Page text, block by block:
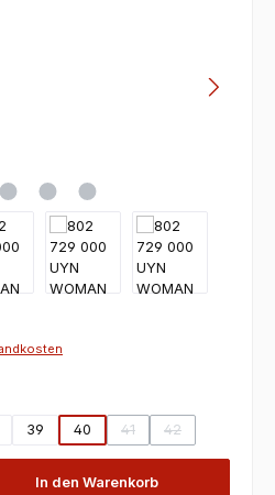
verfügbar.)
nicht verfügbar.)
ist zurzeit nicht verfügbar.)
39 40 41
(Diese Option ist
42
(Diese Option
In den Warenkorb